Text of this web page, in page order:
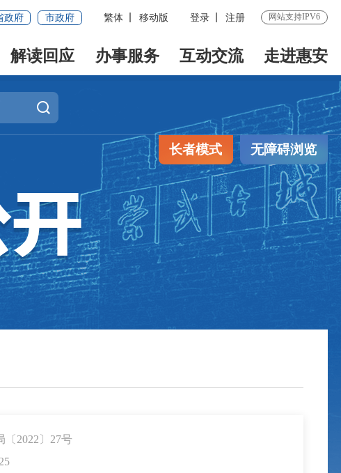
政府 市政府 繁体 移动版 登录 注册 网站支持IPV6
解读回应 办事服务 互动交流 走进惠安
长者模式 无障碍浏览
2022〕27号